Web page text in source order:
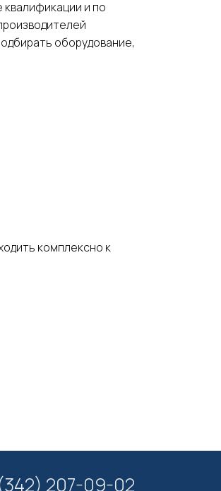
и по
оборудование,
комплексно к
207-09-02